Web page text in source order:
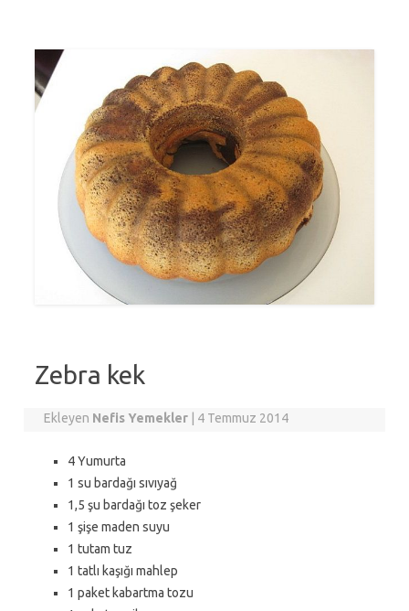
Zebra kek
Ekleyen Nefis Yemekler 4 Temmuz 2014
4 Yumurta
1 su bardağı sıvıyağ
1,5 şu bardağı toz şeker
1 şişe maden suyu
1 tutam tuz
1 tatlı kaşığı mahlep
1 paket kabartma tozu